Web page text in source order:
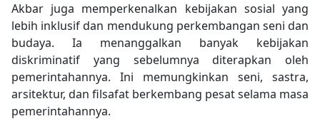
Akbar juga memperkenalkan kebijakan sosial yang
lebih inklusif dan mendukung perkembangan seni dan
budaya. Ia menanggalkan banyak kebijakan
diskriminatif yang sebelumnya diterapkan oleh
pemerintahannya. Ini memungkinkan seni, sastra,
arsitektur, dan filsafat berkembang pesat selama masa
pemerintahannya.